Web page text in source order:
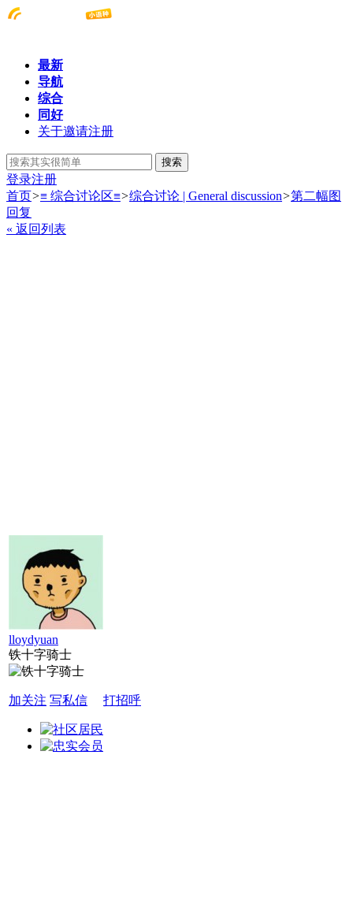
最新
导航
综合
同好
关于邀请注册
搜索
登录注册
首页>≡ 综合讨论区≡>综合讨论 | General discussion>第二幅图
回复
« 返回列表
lloydyuan
铁十字骑士
加关注 写私信 打招呼